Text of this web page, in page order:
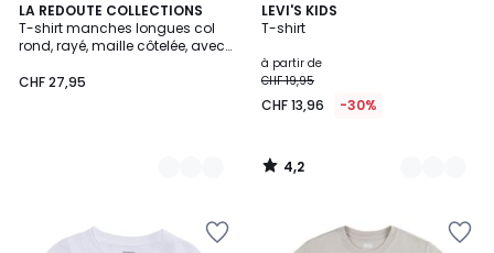
LA REDOUTE COLLECTIONS
T-shirt manches longues col
rond, rayé, maille côtelée, avec
CHF 27,95
3
Couleurs
LEVI'S KIDS
T-shirt
à partir de
CHF 19,95
CHF 13,96 -30%
4,2
/ 5
2
Couleurs
4,2
/